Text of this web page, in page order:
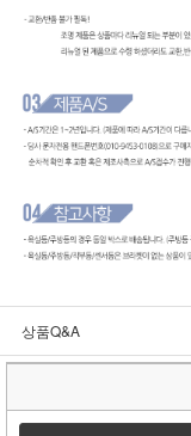
상품Q&A